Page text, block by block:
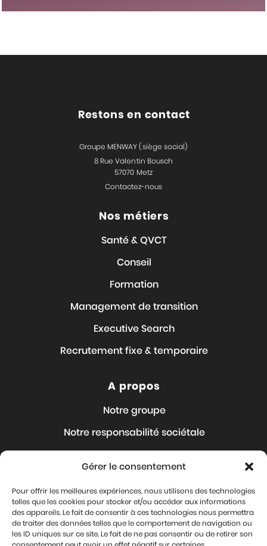
Gérer le consentement
Pour offrir les meilleures expériences, nous utilisons des technologies
telles que les cookies pour stocker et/ou accéder aux informations
des appareils. Le fait de consentir à ces technologies nous permettra
de traiter des données telles que le comportement de navigation ou
les ID uniques sur ce site. Le fait de ne pas consentir ou de retirer son
Restons en contact
Groupe MENWAY (siège social)
8 Rue Valentin Bousch
57070 Metz
Contactez-nous
Nos métiers
Santé & QVCT
Conseil
Formation
Management de transition
Executive Search
Recrutement fixe & temporaire
A propos
Notre groupe
Notre responsabilité sociétale
Nos Articles
Où sommes-nous ?
Contact
Mentions légales